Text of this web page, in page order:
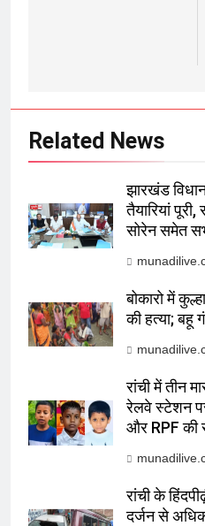
Related News
झारखंड
तैयारियां
सोरेन समेत
बोकारो में
की हत्या; बहू
रांची में तीन
रेलवे स्टेशन
और RPF की
रांची के
दर्जन से